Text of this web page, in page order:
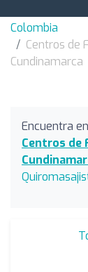
Colombia
Centros de
Cundinamarca
Encuentra
Centros de